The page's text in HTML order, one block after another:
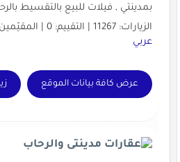
بمدينتي , فيلات للبيع بالتقسيط
الزيارات: 11267 | التقييم: 0 | المقيّمين: 0 | الدولة:
عربي
عرض كافة بيانات الموقع